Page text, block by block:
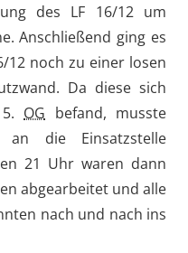
des LF 16/12 um
Anschließend ging es
12 noch zu einer losen
Da diese sich
OG befand, musste
an die Einsatzstelle
21 Uhr waren dann
abgearbeitet und alle
nach und nach ins